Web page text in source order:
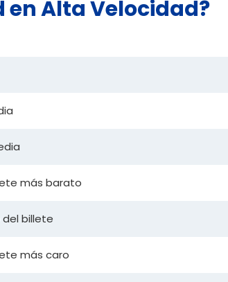
Alta Velocidad?
más barato
billete
más caro